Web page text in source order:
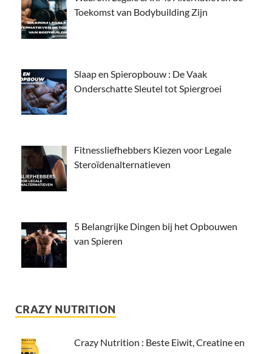
Toekomst van Bodybuilding Zijn
Slaap en Spieropbouw : De Vaak
Onderschatte Sleutel tot Spiergroei
Fitnessliefhebbers Kiezen voor Legale
Steroïdenalternatieven
5 Belangrijke Dingen bij het Opbouwen
van Spieren
CRAZY NUTRITION
Crazy Nutrition : Beste Eiwit, Creatine en